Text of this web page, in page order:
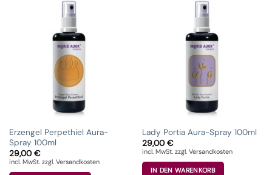
Erzengel Perpethiel Aura-
Spray 100ml
29,00€
incl. MwSt. zzgl. Versandkosten
Lady Portia Aura-Spray 100ml
29,00€
incl. MwSt. zzgl. Versandkosten
IN DEN WARENKORB